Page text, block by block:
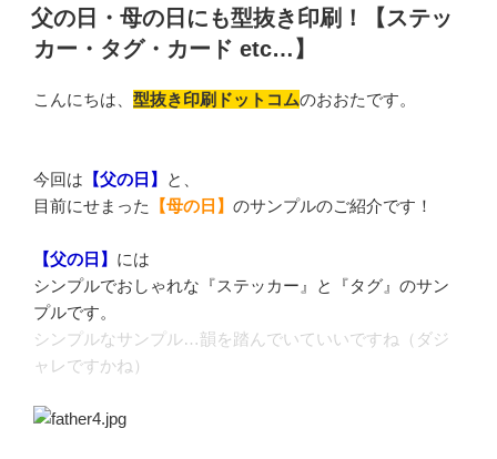
稿
日:
父の日・母の日にも型抜き印刷！【ステッ
カー・タグ・カード etc…】
こんにちは、 型抜き印刷ドットコムのおおたです。
今回は 【父の日】
と、
目前にせまった
【母の日】 のサンプルのご紹介です！
【父の日】 には
シンプルでおしゃれな『ステッカー』と『タグ』のサン
プルです。
シンプルなサンプル…韻を踏んでいていいですね（ダジ
ャレですかね）